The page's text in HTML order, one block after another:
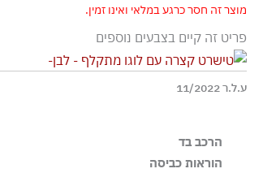
מוצר זה חסר כרגע במלאי ואינו זמין.
פריט זה קיים בצבעים נוספים
ע.ל.ר 11/2022
הרכב בד
100% כותנה
הוראות כביסה